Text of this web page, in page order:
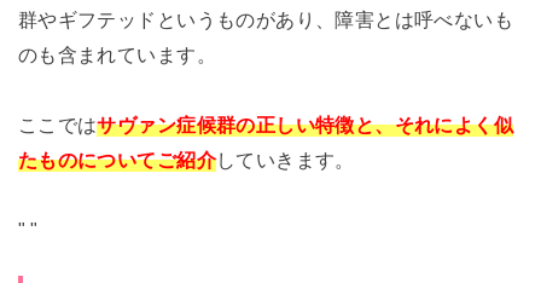
群やギフテッドというものがあり、障害とは呼べないも
のも含まれています。
ここではサヴァン症候群の正しい特徴と、それによく似
たものについてご紹介していきます。
" "